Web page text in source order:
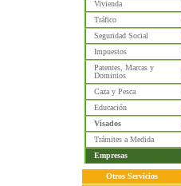
Vivienda
Tráfico
Seguridad Social
Impuestos
Patentes, Marcas y
Dominios
Caza y Pesca
Educación
Visados
Trámites a Medida
Empresas
Otros Servicios